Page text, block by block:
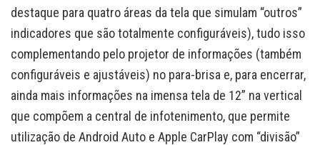
destaque para quatro áreas da tela que simulam “outros”
indicadores que são totalmente configuráveis), tudo isso
complementando pelo projetor de informações (também
configuráveis e ajustáveis) no para-brisa e, para encerrar,
ainda mais informações na imensa tela de 12” na vertical
que compõem a central de infotenimento, que permite
utilização de Android Auto e Apple CarPlay com “divisão”